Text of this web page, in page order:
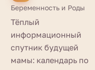
Беременность и Роды
Тёплый
информационный
спутник будущей
мамы: календарь по